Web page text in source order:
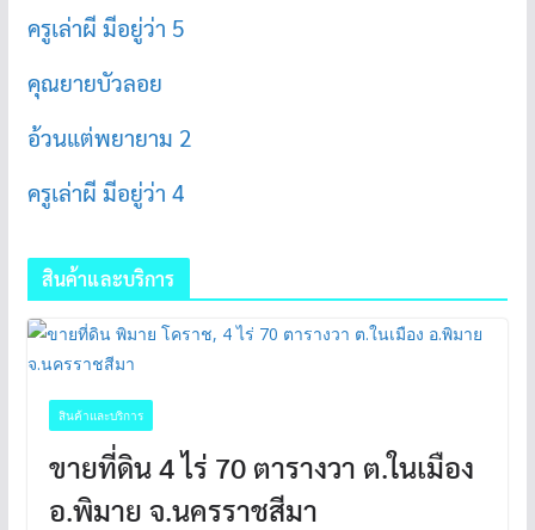
ครูเล่าผี มีอยู่ว่า 5
คุณยายบัวลอย
อ้วนแต่พยายาม 2
ครูเล่าผี มีอยู่ว่า 4
สินค้าและบริการ
สินค้าและบริการ
ขายที่ดิน 4 ไร่ 70 ตารางวา ต.ในเมือง
อ.พิมาย จ.นครราชสีมา